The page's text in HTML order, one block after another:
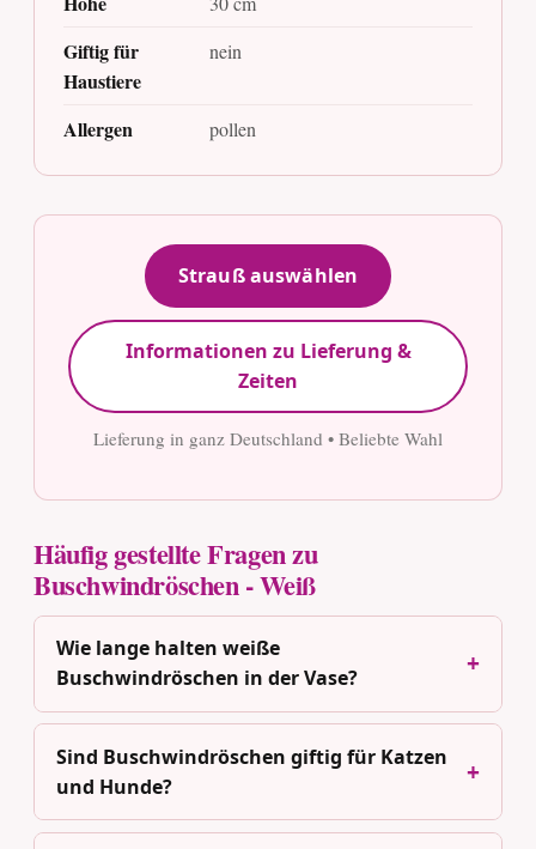
Giftig für
Haustiere
nein
Allergen pollen
Strauß auswählen
Informationen zu Lieferung &
Zeiten
Lieferung in ganz Deutschland • Beliebte Wahl
Häufig gestellte Fragen zu
Buschwindröschen - Weiß
Wie lange halten weiße
Buschwindröschen in der Vase?
Sind Buschwindröschen giftig für Katzen
und Hunde?